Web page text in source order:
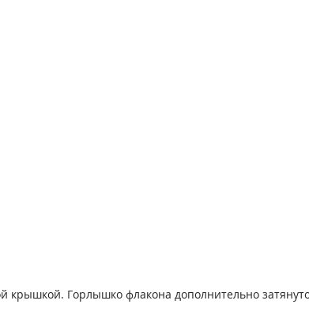
крышкой. Горлышко флакона дополнительно